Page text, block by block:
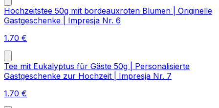
Hochzeitstee 50g mit bordeauxroten Blumen | Originelle
Gastgeschenke | Impresja Nr. 6
1.70 €
Tee mit Eukalyptus für Gäste 50g | Personalisierte
Gastgeschenke zur Hochzeit | Impresja Nr. 7
1.70 €